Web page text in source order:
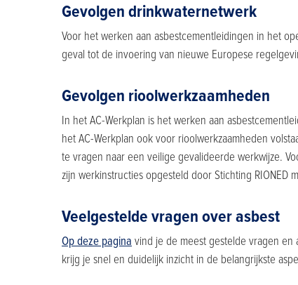
Gevolgen drinkwaternetwerk
Voor het werken aan asbestcementleidingen in het
geval tot de invoering van nieuwe Europese
Gevolgen rioolwerkzaamheden
In het AC-Werkplan is het werken aan
het AC-Werkplan ook voor rioolwerkzaamheden
te vragen naar een veilige gevalideerde werkwijze.
zijn werkinstructies opgesteld door Stichting RIONED
Veelgestelde vragen over asbest
Op deze pagina vind je de meest gestelde vragen
krijg je snel en duidelijk inzicht in de belangrijkste